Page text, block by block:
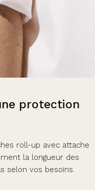
protection
roll-up avec attache
la longueur des
selon vos besoins.